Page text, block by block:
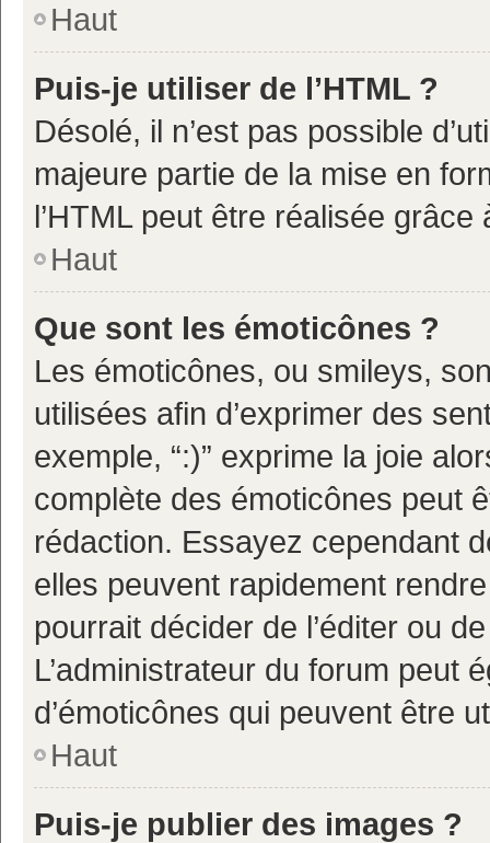
Haut
Puis-je utiliser de l’HTML ?
Désolé, il n’est pas possible
majeure partie de la mise en
l’HTML peut être réalisée grâce
Haut
Que sont les émoticônes ?
Les émoticônes, ou smileys,
utilisées afin d’exprimer des
exemple, “:)” exprime la joie
complète des émoticônes peut
rédaction. Essayez cependant
elles peuvent rapidement
pourrait décider de l’éditer ou
L’administrateur du forum peut
d’émoticônes qui peuvent être
Haut
Puis-je publier des images ?